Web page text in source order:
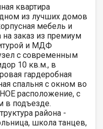
квартира
из лучших домов
мебель и
на заказ из премиум
и МДФ
с современным
10 кв.м., в
гардеробная
спальня с окном во
расположение, с
в подъезде.
района -
школа танцев,